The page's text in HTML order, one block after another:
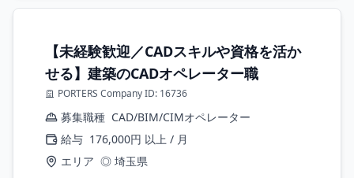
【未経験歓迎／CADスキルや資格を活か
せる】建築のCADオペレーター職
PORTERS Company ID: 16736
募集職種 CAD/BIM/CIMオペレーター
給与 176,000円 以上 / 月
エリア ◎ 埼玉県